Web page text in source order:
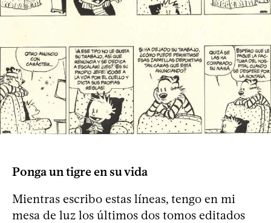
Ponga un tigre en su vida
Mientras escribo estas líneas, tengo en mi
mesa de luz los últimos dos tomos editados